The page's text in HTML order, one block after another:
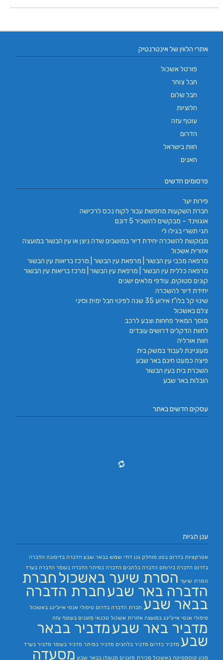
אתרי הלווין של אינטרנטיק
פורטל אשכול
חבל צוחר
חבל שלום
חלוציות
עוטף עזה
הדרום
חוות בישראל
חאנים
פרסומים חדשים
פירות יער
חברת השקעות מחפשת עבור לקוח נכס לרכישה
אוגווינד – מבקשים להשכיר 5 דונם
חגי תשרי בגילו לי
מבוקשת להשכרה יחידת דיור במושבים שדה ניצן או עין הבשור במועצה
אזורית אשכול
מרפאה מכבי עין הבשור | מרפאת עין הבשור | מרכז בריאות עין הבשור
מרפאה כללית עין הבשור | מרפאת עין הבשור | מרכז בריאות עין הבשור
קונים סטוקים, עודפי מלאים ישנים
יחידת דיור להשכרה
שינוי קל בלו"ז אירוע 35 שנה לפינוי חבל ימית וסיני
צלם באשכול
מוסך המאיר פחחות וצבע לרכב
לחוות הדקלים דרושים עובדים
חוות אורליה
מעוניינת לעבוד במשק בית
פיצה כמעט חינם באר שבע
השכרת בית בעין הבשור
הובלות באר שבע
עסקים חדשים באתר
ענן תגיות
אטרקציות בדרום בטון מוחלק גנן דודי שמש בבאר שבע הדברה בדימונה הדברה
בדרום הדברה בירוחם הדברה בלהבים הדברה במיתר הדברה בעומר הדברה בערד
הסרת שיער הסרת שיער באשכול חברת
הדברה באר שבעחברת הדברה
בבאר שבע חברת הדברה בדרום טיפולי אנטי אייג'ינג באשכול
טיפולי אנטי אייג'ינג במועצה אזורית אשכול טכנאי מזגנים בעוטף עזה
מדביר באר שבעמדביר בבאר
שבע מדביר בדרום מדביר בלהבים מדביר במיתר מדביר בעומר מדביר בערד
מכון קוסמטיקה באשכול מכירת מזגנים מנעולן בבאר שבע מסעדה